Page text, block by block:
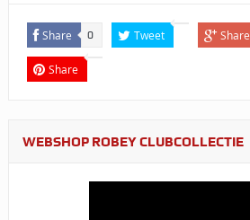
Share 0 Tweet Share
Share
WEBSHOP ROBEY CLUBCOLLECTIE